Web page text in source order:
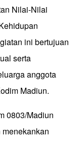
Nilai-Nilai
ini bertujuan
serta
anggota
Madiun.
0803/Madiun